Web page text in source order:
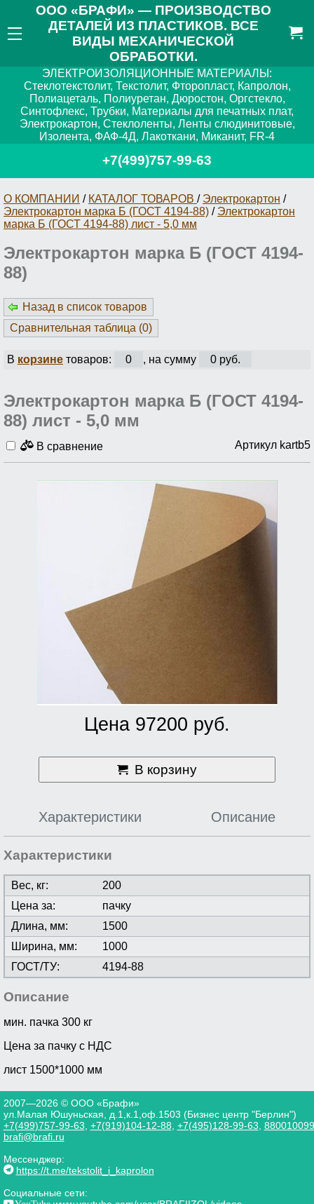
ООО «БРАФИ» — ПРОИЗВОДСТВО
ДЕТАЛЕЙ ИЗ ПЛАСТИКОВ. ВСЕ
ВИДЫ МЕХАНИЧЕСКОЙ
ОБРАБОТКИ.
ЭЛЕКТРОИЗОЛЯЦИОННЫЕ МАТЕРИАЛЫ:
Стеклотекстолит, Текстолит, Фторопласт, Капролон,
Полиацеталь, Полиуретан, Дюростон, Оргстекло,
Синтофлекс, Трубки, Материалы для печатных плат,
Электрокартон, Стеклоленты, Ленты слюдинитовые,
Изолента, ФАФ-4Д, Лакоткани, Миканит, FR-4
+7(499)757-99-63
О КОМПАНИИ / КАТАЛОГ ТОВАРОВ / Электрокартон /
Электрокартон марка Б (ГОСТ 4194-88) / Электрокартон
марка Б (ГОСТ 4194-88) лист - 5,0 мм
Электрокартон марка Б (ГОСТ 4194-
88)
Назад в список товаров
Сравнительная таблица (0)
В корзинетоваров: 0 , на сумму 0 руб.
Электрокартон марка Б (ГОСТ 4194-
88) лист - 5,0 мм
В сравнение Артикул kartb5
Цена 97200 руб.
В корзину
Характеристики Описание
Характеристики
Вес, кг:
200
Цена за:
пачку
Длина, мм:
1500
Ширина, мм:
1000
ГОСТ/ТУ:
4194-88
Описание
мин. пачка 300 кг
Цена за пачку с НДС
лист 1500*1000 мм
2007—2026 © ООО «Брафи»
ул.Малая Юшуньская, д.1,к.1,оф.1503 (Бизнес центр "Берлин")
+7(499)757-99-63 +7(919)104-12-88 +7(495)128-99-63
brafi@brafi.ru
Мессенджер:
https://t.me/tekstolit_i_kaprolon
Социальные сети: